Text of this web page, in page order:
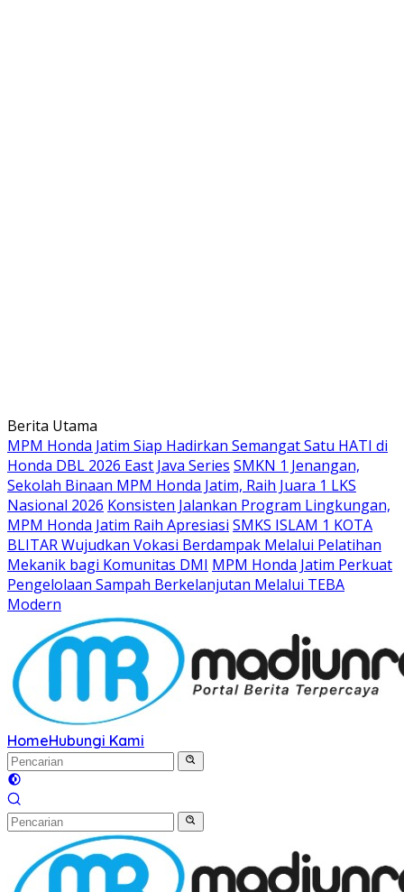
Langsung
ke
konten
Berita Utama
MPM Honda Jatim Siap Hadirkan Semangat Satu HATI di
Honda DBL 2026 East Java Series SMKN 1 Jenangan,
Sekolah Binaan MPM Honda Jatim, Raih Juara 1 LKS
Nasional 2026 Konsisten Jalankan Program Lingkungan,
MPM Honda Jatim Raih Apresiasi SMKS ISLAM 1 KOTA
BLITAR Wujudkan Vokasi Berdampak Melalui Pelatihan
Mekanik bagi Komunitas DMI MPM Honda Jatim Perkuat
Pengelolaan Sampah Berkelanjutan Melalui TEBA
Modern
HomeHubungi Kami